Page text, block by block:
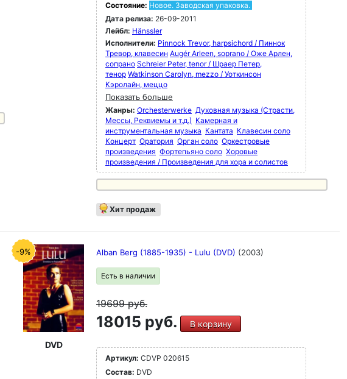
Состояние: Новое. Заводская упаковка.
Дата релиза: 26-09-2011
Лейбл: Hänssler
Исполнители: Pinnock Trevor, harpsichord / Пиннок
Тревор, клавесин Augér Arleen, soprano / Оже Арлен,
сопрано Schreier Peter, tenor / Шраер Петер,
тенор Watkinson Carolyn, mezzo / Уоткинсон
Кэролайн, меццо
Показать больше
Жанры: Orchesterwerke Духовная музыка (Страсти,
Мессы, Реквиемы и т.д.) Камерная и
инструментальная музыка Кантата Клавесин соло
Концерт Оратория Орган соло Оркестровые
произведения Фортепьяно соло Хоровые
произведения / Произведения для хора и солистов
Хит продаж
-9%
DVD
Alban Berg (1885-1935) - Lulu (DVD) (2003)
Есть в наличии
19699руб.
18015 руб. В корзину
Артикул: CDVP 020615
Состав: DVD